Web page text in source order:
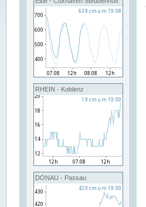
RHEIN - Koblenz
DONAU - Passau